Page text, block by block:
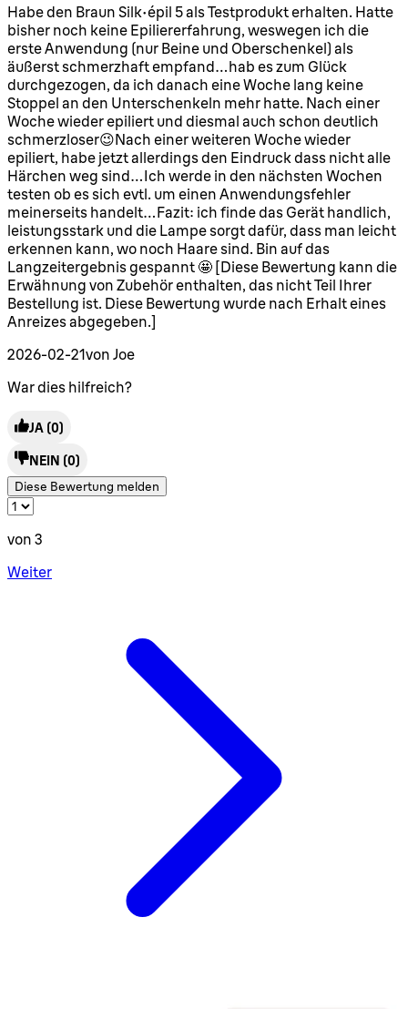
4 Sterne von maximal 5
Habe den Braun Silk epil 5 als Testprodukt erhalten. Hatte
bisher noch keine Epiliererfahrung, weswegen ich die
erste Anwendung (nur Beine und Oberschenkel) als
äußerst schmerzhaft empfand…hab es zum Glück
durchgezogen, da ich danach eine Woche lang keine
Stoppel an den Unterschenkeln mehr hatte. Nach einer
Woche wieder epiliert und diesmal auch schon deutlich
schmerzloser😉Nach einer weiteren Woche wieder
epiliert, habe jetzt allerdings den Eindruck dass nicht alle
Härchen weg sind…Ich werde in den nächsten Wochen
testen ob es sich evtl. um einen Anwendungsfehler
meinerseits handelt…Fazit: ich finde das Gerät handlich,
leistungsstark und die Lampe sorgt dafür, dass man leicht
erkennen kann, wo noch Haare sind. Bin auf das
Langzeitergebnis gespannt 🤩 [Diese Bewertung kann die
Erwähnung von Zubehör enthalten, das nicht Teil Ihrer
Bestellung ist. Diese Bewertung wurde nach Erhalt eines
Anreizes abgegeben.]
2026-02-21von Joe
War dies hilfreich?
JA (0)
NEIN (0)
Diese Bewertung melden
von 3
Weiter